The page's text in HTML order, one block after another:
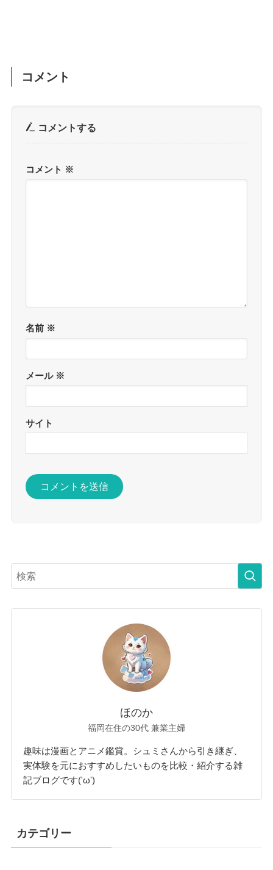
コメント
コメントする
コメント ※
名前 ※
メール ※
サイト
ほのか
福岡在住の30代 兼業主婦
趣味は漫画とアニメ鑑賞。シュミさんから引き継ぎ、
実体験を元におすすめしたいものを比較・紹介する雑
記ブログです('ω')
カテゴリー